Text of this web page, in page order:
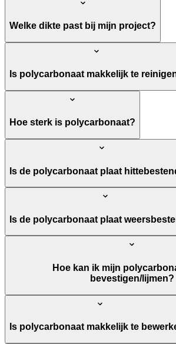
Welke dikte past bij mijn project?
Is polycarbonaat makkelijk te
Hoe sterk is polycarbonaat?
Is de polycarbonaat plaat
Is de polycarbonaat plaat
Hoe kan ik mijn
bevestigen/lijmen?
Is polycarbonaat makkelijk te